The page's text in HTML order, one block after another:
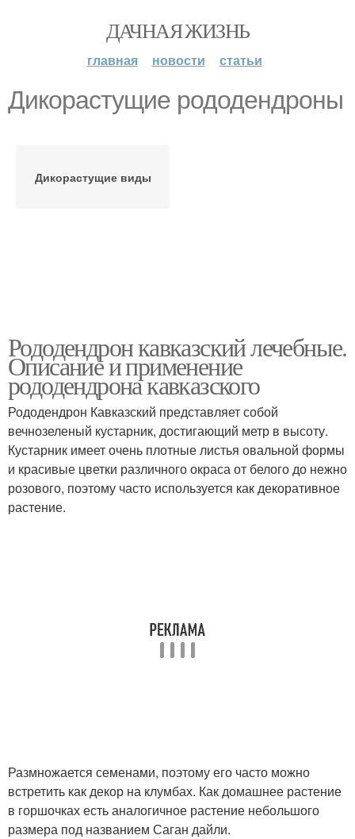
ДАЧНАЯ ЖИЗНЬ
главная новости статьи
Дикорастущие рододендроны
Дикорастущие виды
Рододендрон кавказский лечебные.
Описание и применение
рододендрона кавказского
Рододендрон Кавказский представляет собой
вечнозеленый кустарник, достигающий метр в высоту.
Кустарник имеет очень плотные листья овальной формы
и красивые цветки различного окраса от белого до нежно
розового, поэтому часто используется как декоративное
растение.
Размножается семенами, поэтому его часто можно
встретить как декор на клумбах. Как домашнее растение
в горшочках есть аналогичное растение небольшого
размера под названием Саган дайли.